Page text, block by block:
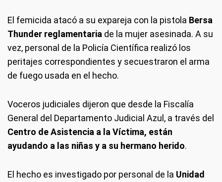
El femicida atacó a su expareja con la pistola Bersa
Thunder reglamentaria de la mujer asesinada. A su
vez, personal de la Policía Científica realizó los
peritajes correspondientes y secuestraron el arma
de fuego usada en el hecho.
Voceros judiciales dijeron que desde la Fiscalía
General del Departamento Judicial Azul, a través del
Centro de Asistencia a la Víctima, están
ayudando a las niñas y a su hermano herido.
El hecho es investigado por personal de la Unidad